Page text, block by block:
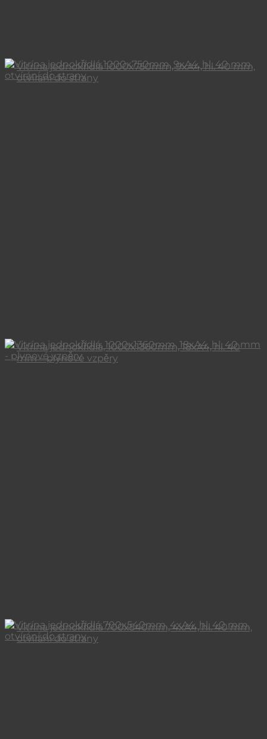
Vitrína jednokřídlá 1000x750mm, 9xA4, hl. 40 mm,
otvírání do strany
Vitrína jednokřídlá, 1000x1360mm, 18xA4, hl. 40
mm – plynové vzpěry
Vitrína jednokřídlá 700x540mm, 4xA4, hl. 40 mm,
otvírání do strany